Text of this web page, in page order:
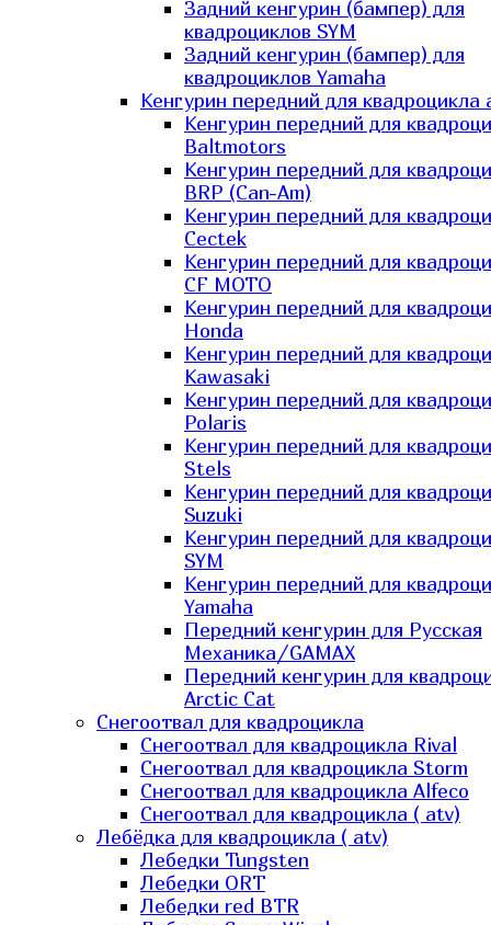
Задний кенгурин (бампер) для
квадроциклов SYM
Задний кенгурин (бампер) для
квадроциклов Yamaha
Кенгурин передний для квадроцикла
Кенгурин передний для
Baltmotors
Кенгурин передний для
BRP (Can-Am)
Кенгурин передний для
Cectek
Кенгурин передний для
CF MOTO
Кенгурин передний для
Honda
Кенгурин передний для
Kawasaki
Кенгурин передний для
Polaris
Кенгурин передний для
Stels
Кенгурин передний для
Suzuki
Кенгурин передний для
SYM
Кенгурин передний для
Yamaha
Передний кенгурин для Русская
Механика/GAMAX
Передний кенгурин для
Arctic Cat
Снегоотвал для квадроцикла
Снегоотвал для квадроцикла Rival
Снегоотвал для квадроцикла Storm
Снегоотвал для квадроцикла Alfeco
Снегоотвал для квадроцикла ( atv)
Лебёдка для квадроцикла ( atv)
Лебедки Tungsten
Лебедки ORT
Лебедки red BTR